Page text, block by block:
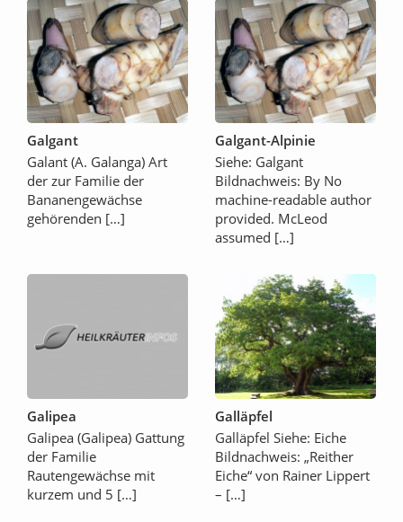
Galgant
Galant (A. Galanga) Art
der zur Familie der
Bananengewächse
gehörenden […]
Galgant-Alpinie
Siehe: Galgant
Bildnachweis: By No
machine-readable author
provided. McLeod
assumed […]
Galipea
Galipea (Galipea) Gattung
der Familie
Rautengewächse mit
kurzem und 5 […]
Galläpfel
Galläpfel Siehe: Eiche
Bildnachweis: „Reither
Eiche“ von Rainer Lippert
– […]